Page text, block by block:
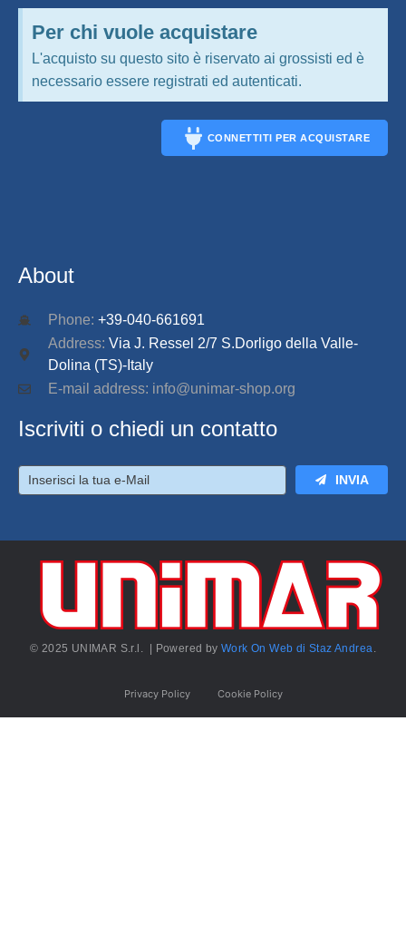
Per chi vuole acquistare
L'acquisto su questo sito è riservato ai grossisti ed è
necessario essere registrati ed autenticati.
CONNETTITI PER ACQUISTARE
About
Phone: +39-040-661691
Address: Via J. Ressel 2/7 S.Dorligo della Valle-
Dolina (TS)-Italy
E-mail address: info@unimar-shop.org
Iscriviti o chiedi un contatto
INVIA
© 2025 UNIMAR S.r.l. | Powered byWork On Web di Staz Andrea.
Privacy Policy Cookie Policy